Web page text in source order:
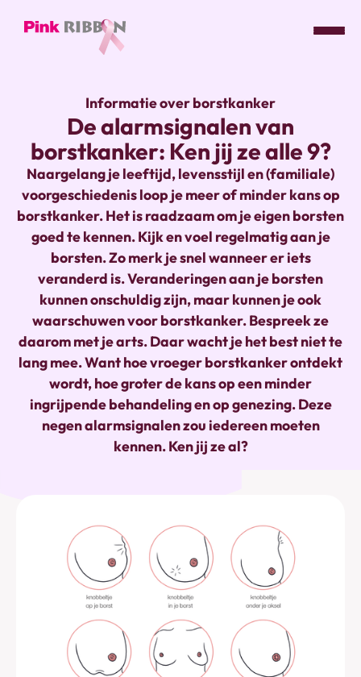
link
naar
homepage
Informatie over borstkanker
De alarmsignalen van
borstkanker: Ken jij ze alle 9?
Naargelang je leeftijd, levensstijl en (familiale)
voorgeschiedenis loop je meer of minder kans op
borstkanker. Het is raadzaam om je eigen borsten
goed te kennen. Kijk en voel regelmatig aan je
borsten. Zo merk je snel wanneer er iets
veranderd is. Veranderingen aan je borsten
kunnen onschuldig zijn, maar kunnen je ook
waarschuwen voor borstkanker. Bespreek ze
daarom met je arts. Daar wacht je het best niet te
lang mee. Want hoe vroeger borstkanker ontdekt
wordt, hoe groter de kans op een minder
ingrijpende behandeling en op genezing. Deze
negen alarmsignalen zou iedereen moeten
kennen. Ken jij ze al?